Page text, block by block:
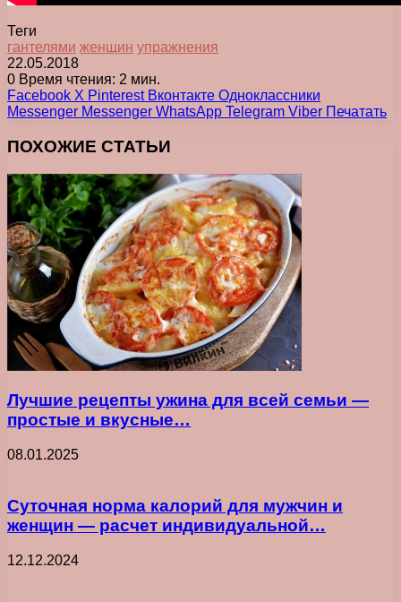
Теги
гантелями женщин упражнения
22.05.2018
0 Время чтения: 2 мин.
Facebook X Pinterest Вконтакте Одноклассники
Messenger Messenger WhatsApp Telegram Viber Печатать
ПОХОЖИЕ СТАТЬИ
Лучшие рецепты ужина для всей семьи —
простые и вкусные…
08.01.2025
Суточная норма калорий для мужчин и
женщин — расчет индивидуальной…
12.12.2024